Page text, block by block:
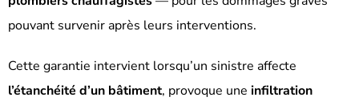
pouvant survenir après leurs interventions.
Cette garantie intervient lorsqu’un sinistre affecte
l’étanchéité d’un bâtiment, provoque une infiltration